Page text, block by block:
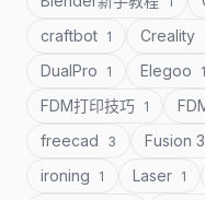
craftbot 1 Creality
DualPro 1 Elegoo 1
FDM打印技巧 1
freecad 3 Fusion
ironing 1 Laser 1